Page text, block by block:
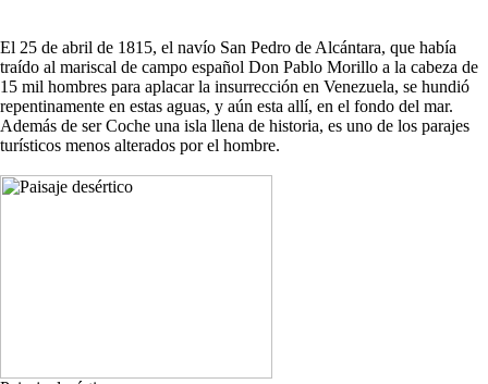
El 25 de abril de 1815, el navío San Pedro de Alcántara, que había
traído al mariscal de campo español Don Pablo Morillo a la cabeza de
15 mil hombres para aplacar la insurrección en Venezuela, se hundió
repentinamente en estas aguas, y aún esta allí, en el fondo del mar.
Además de ser Coche una isla llena de historia, es uno de los parajes
turísticos menos alterados por el hombre.